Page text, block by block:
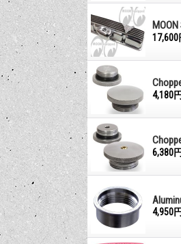
17,600
4,180円
6,380円
4,950円